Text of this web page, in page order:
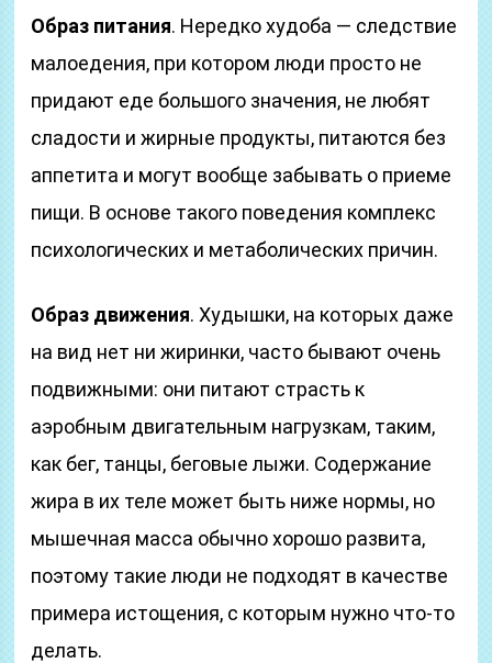
Образ питания. Нередко худоба — следствие
малоедения, при котором люди просто не
придают еде большого значения, не любят
сладости и жирные продукты, питаются без
аппетита и могут вообще забывать о приеме
пищи. В основе такого поведения комплекс
психологических и метаболических причин.
Образ движения. Худышки, на которых даже
на вид нет ни жиринки, часто бывают очень
подвижными: они питают страсть к
аэробным двигательным нагрузкам, таким,
как бег, танцы, беговые лыжи. Содержание
жира в их теле может быть ниже нормы, но
мышечная масса обычно хорошо развита,
поэтому такие люди не подходят в качестве
примера истощения, с которым нужно что-то
делать.